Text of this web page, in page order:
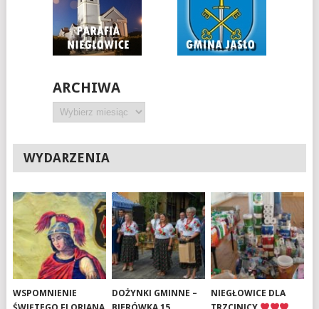
ARCHIWA
Archiwa
WYDARZENIA
WSPOMNIENIE
DOŻYNKI GMINNE –
NIEGŁOWICE DLA